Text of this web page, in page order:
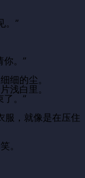
。”
你。”
细的尘。
浅白里。
。”
，就像是在压住
。